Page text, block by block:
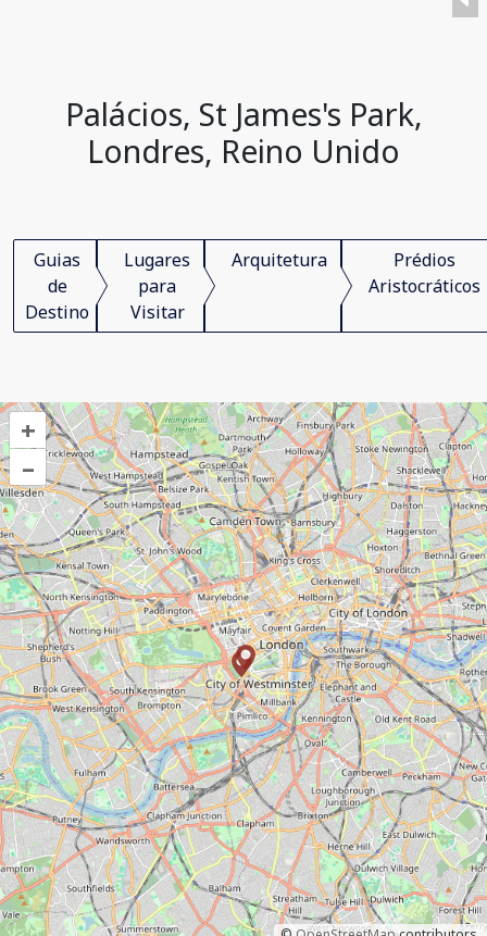
Palácios, St James's Park,
Londres, Reino Unido
Guias
de
Destino
Lugares
para
Visitar
Arquitetura
Prédios
Aristocráticos
+
–